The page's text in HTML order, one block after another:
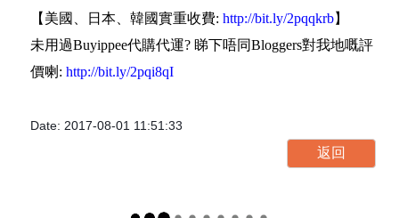
【美國、日本、韓國實重收費: http://bit.ly/2pqqkrb】
未用過Buyippee代購代運? 睇下唔同Bloggers對我地嘅評
價喇: http://bit.ly/2pqi8qI
Date: 2017-08-01 11:51:33